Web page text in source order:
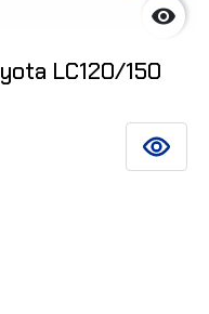

LC120/150
SIEHE